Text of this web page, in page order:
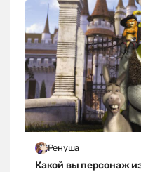
Ренуша
Какой вы персонаж